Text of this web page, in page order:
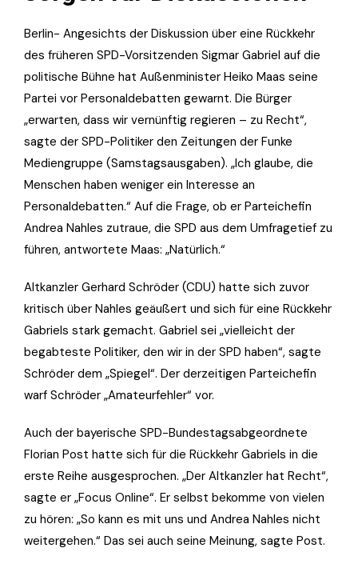
Berlin- Angesichts der Diskussion über eine Rückkehr
des früheren SPD-Vorsitzenden Sigmar Gabriel auf die
politische Bühne hat Außenminister Heiko Maas seine
Partei vor Personaldebatten gewarnt. Die Bürger
„erwarten, dass wir vernünftig regieren – zu Recht“,
sagte der SPD-Politiker den Zeitungen der Funke
Mediengruppe (Samstagsausgaben). „Ich glaube, die
Menschen haben weniger ein Interesse an
Personaldebatten.“ Auf die Frage, ob er Parteichefin
Andrea Nahles zutraue, die SPD aus dem Umfragetief zu
führen, antwortete Maas: „Natürlich.“
Altkanzler Gerhard Schröder (CDU) hatte sich zuvor
kritisch über Nahles geäußert und sich für eine Rückkehr
Gabriels stark gemacht. Gabriel sei „vielleicht der
begabteste Politiker, den wir in der SPD haben“, sagte
Schröder dem „Spiegel“. Der derzeitigen Parteichefin
warf Schröder „Amateurfehler“ vor.
Auch der bayerische SPD-Bundestagsabgeordnete
Florian Post hatte sich für die Rückkehr Gabriels in die
erste Reihe ausgesprochen. „Der Altkanzler hat Recht“,
sagte er „Focus Online“. Er selbst bekomme von vielen
zu hören: „So kann es mit uns und Andrea Nahles nicht
weitergehen.“ Das sei auch seine Meinung, sagte Post.